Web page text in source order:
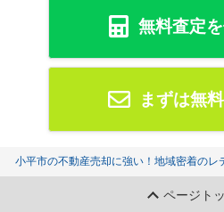
無料査定
まずは無
小平市の不動産売却に強い！地域密着のレ
ページト